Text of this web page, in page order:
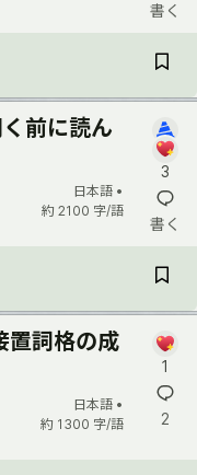
書く
前に読ん
日本語 •
約 2100 字/語
3
書く
置詞格の成
日本語 •
約 1300 字/語
1
2